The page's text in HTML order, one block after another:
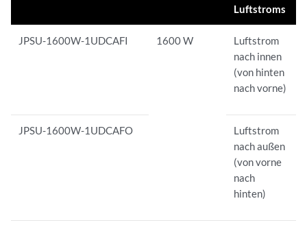
Luftstroms
JPSU-1600W-1UDCAFI 1600 W
Luftstrom
nach innen
(von hinten
nach vorne)
JPSU-1600W-1UDCAFO
Luftstrom
nach außen
(von vorne
nach
hinten)